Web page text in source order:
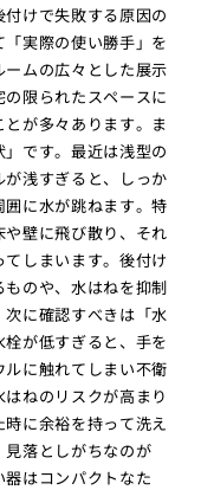
けで失敗する原因の
実際の使い勝手」を
ムの広々とした展示
限られたスペースに
が多々あります。ま
です。最近は浅型の
浅すぎると、しっか
に水が跳ねます。特
壁に飛び散り、それ
しまいます。後付け
のや、水はねを抑制
に確認すべきは「水
が低すぎると、手を
に触れてしまい不衛
ねのリスクが高まり
に余裕を持って洗え
落としがちなのが
器はコンパクトなた